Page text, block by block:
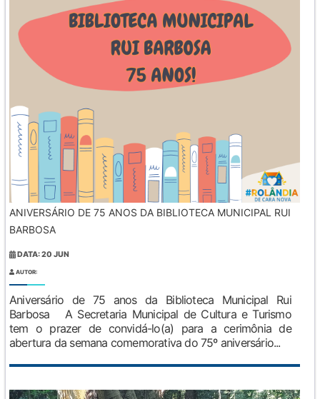
ANIVERSÁRIO DE 75 ANOS DA BIBLIOTECA MUNICIPAL RUI
BARBOSA
DATA: 20 JUN
AUTOR:
Aniversário de 75 anos da Biblioteca Municipal Rui
Barbosa A Secretaria Municipal de Cultura e Turismo
tem o prazer de convidá-lo(a) para a cerimônia de
abertura da semana comemorativa do 75º aniversário...